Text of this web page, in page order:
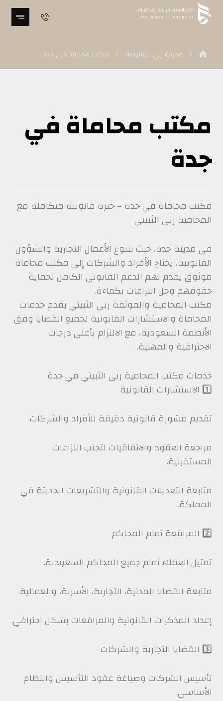
مدونة ربى القانونية مكتب محاماة في جدة
مكتب محاماة في
جدة
مكتب محاماة في جدة – خبرة قانونية متكاملة مع
المحامية ربى الثبيتي
في مدينة جدة، حيث تتنوع الأعمال التجارية والشؤون
القانونية، يحتاج الأفراد والشركات إلى مكتب محاماة
موثوق يقدم لهم الدعم القانوني الكامل لحماية
حقوقهم وحل النزاعات بكفاءة.
مكتب المحامية والموثقة ربى الثبيتي يقدم خدمات
المحاماة والاستشارات القانونية لجميع القضايا وفق
الأنظمة السعودية، مع الالتزام بأعلى درجات
الاحترافية والمهنية.
خدمات مكتب المحامية ربى الثبيتي في جدة
1️⃣ الاستشارات القانونية
تقديم مشورة قانونية دقيقة للأفراد والشركات.
مراجعة العقود والاتفاقيات لتجنب النزاعات
المستقبلية.
متابعة التعديلات القانونية والتشريعات الحديثة في
المملكة.
2️⃣ المرافعة أمام المحاكم
تمثيل العملاء أمام جميع المحاكم السعودية.
متابعة القضايا المدنية، التجارية، الأسرية، والعمالية.
إعداد المذكرات القانونية والمرافعات بشكل احترافي.
3️⃣ القضايا التجارية والشركات
تأسيس الشركات وصياغة عقود التأسيس والنظام
الأساسي.